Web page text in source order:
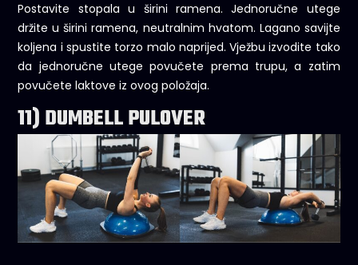
Postavite stopala u širini ramena. Jednoručne utege
držite u širini ramena, neutralnim hvatom. Lagano savijte
koljena i spustite torzo malo naprijed. Vježbu izvodite tako
da jednoručne utege povučete prema trupu, a zatim
povučete laktove iz ovog položaja.
11) DUMBELL PULOVER